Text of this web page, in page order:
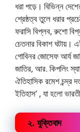
ধরা পড়ে। বিভিন্ন
শ্রেষ্ঠত্ব তুলে ধরার
ফরাসি বিপ্লব, রুশো
চেতনার বিকাশ ঘটায়।
গোবিনর জোসেফ আর্য
জাতির, আর. কিপলিং
ঐতিহাসিক রমেশ চন্দ্র
ইতিহাস’ , যা হলো
২. যুক্তিবাদ